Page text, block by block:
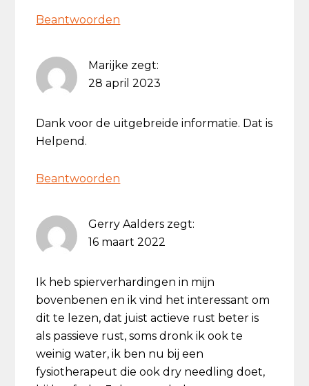
Beantwoorden
Marijke zegt:
28 april 2023
Dank voor de uitgebreide informatie. Dat is
Helpend.
Beantwoorden
Gerry Aalders zegt:
16 maart 2022
Ik heb spierverhardingen in mijn
bovenbenen en ik vind het interessant om
dit te lezen, dat juist actieve rust beter is
als passieve rust, soms dronk ik ook te
weinig water, ik ben nu bij een
fysiotherapeut die ook dry needling doet,